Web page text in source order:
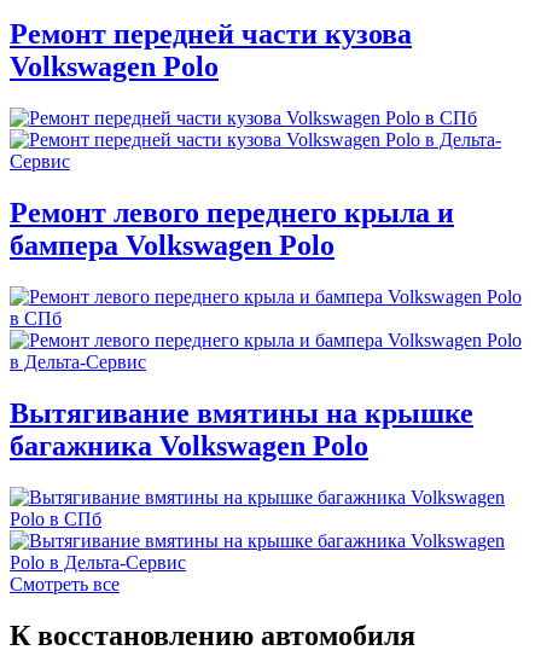
Ремонт передней части кузова
Volkswagen Polo
Ремонт левого переднего крыла и
бампера Volkswagen Polo
Вытягивание вмятины на крышке
багажника Volkswagen Polo
Смотреть все
К восстановлению автомобиля